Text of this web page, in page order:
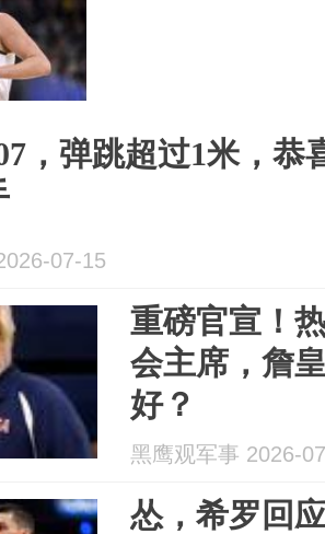
，弹跳超过1米，恭
07-15
重磅官宣！
会主席，詹
好？
黑鹰观军事 2026-
怂，希罗回